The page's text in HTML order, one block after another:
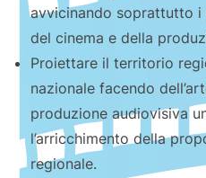
avvicinando soprattutto
del cinema e della
Proiettare il territorio
nazionale facendo
produzione audiovisiva
l’arricchimento della
regionale.